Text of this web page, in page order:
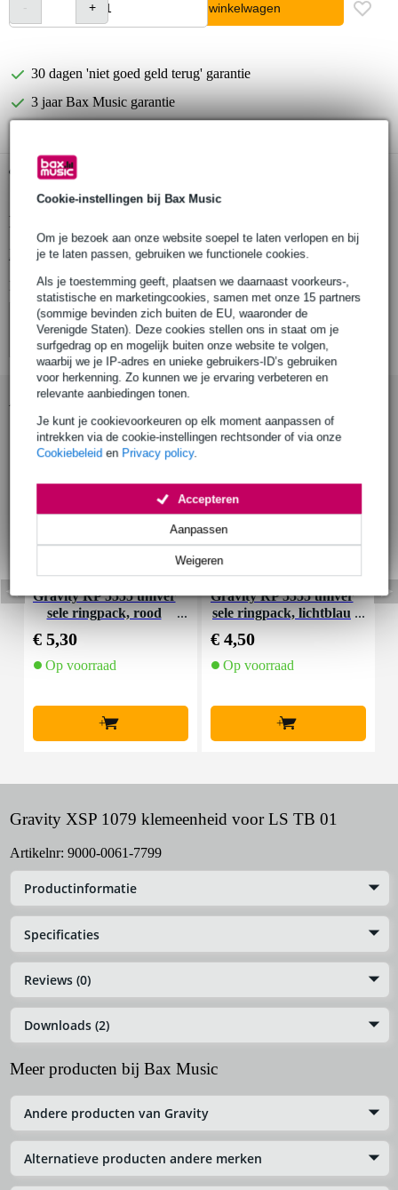
Cookie-instellingen bij Bax Music
Om je bezoek aan onze website soepel te laten verlopen en bij
je te laten passen, gebruiken we functionele cookies.
Als je toestemming geeft, plaatsen we daarnaast voorkeurs-,
statistische en marketingcookies, samen met onze 15 partners
(sommige bevinden zich buiten de EU, waaronder de
Verenigde Staten). Deze cookies stellen ons in staat om je
surfgedrag op en mogelijk buiten onze website te volgen,
waarbij we je IP-adres en unieke gebruikers-ID’s gebruiken
voor herkenning. Zo kunnen we je ervaring verbeteren en
relevante aanbiedingen tonen.
Je kunt je cookievoorkeuren op elk moment aanpassen of
intrekken via de cookie-instellingen rechtsonder of via onze
Cookiebeleid en Privacy policy.
Weigeren
Aanpassen
Accepteren
In winkelwagen
30 dagen 'niet goed geld terug' garantie
3 jaar Bax Music garantie
Gratis ophalen in de winkel
Productinformatie
Bekijk alle productspecificaties
Bekijk ook eens (4)
Accessoires (14)
Gravity RP 5555 univer
sele ringpack, rood
€ 5,30
Op voorraad
+
Gravity RP 5555 univer
sele ringpack, lichtblau
€ 4,50
Op voorraad
+
Gravity XSP 1079 klemeenheid voor LS TB 01
Artikelnr: 9000-0061-7799
Productinformatie
Specificaties
Reviews (0)
Downloads (2)
Meer producten bij Bax Music
Andere producten van Gravity
Alternatieve producten andere merken